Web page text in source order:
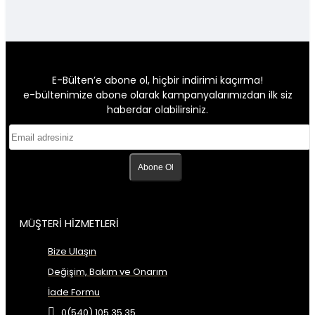
E-Bülten’e abone ol, hiçbir indirimi kaçırma!
e-bültenimize abone olarak kampanyalarımızdan ilk siz
haberdar olabilirsiniz.
Abone Ol
MÜŞTERİ HİZMETLERİ
Bize Ulaşın
Değişim, Bakım ve Onarım
İade Formu